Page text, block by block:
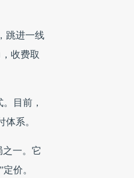
跳进一线
收费取
目前，
系。
一。它
价。